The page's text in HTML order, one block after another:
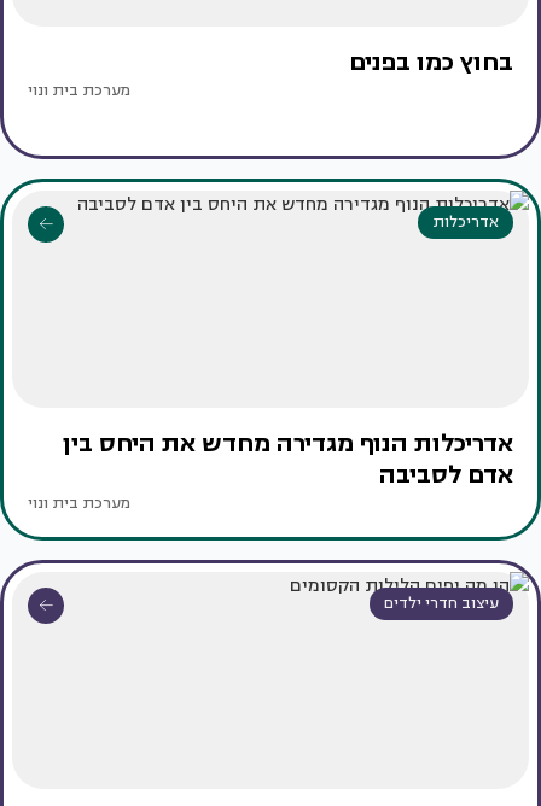
בחוץ כמו בפנים
מערכת בית ונוי
אדריכלות
אדריכלות הנוף מגדירה מחדש את היחס בין
אדם לסביבה
מערכת בית ונוי
עיצוב חדרי ילדים